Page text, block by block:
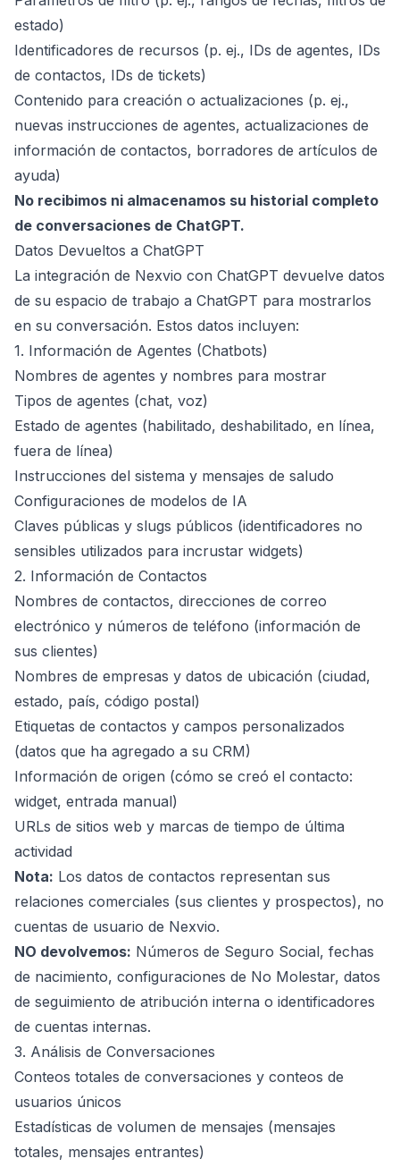
estado)
Identificadores de recursos (p. ej., IDs de agentes, IDs
de contactos, IDs de tickets)
Contenido para creación o actualizaciones (p. ej.,
nuevas instrucciones de agentes, actualizaciones de
información de contactos, borradores de artículos de
ayuda)
No recibimos ni almacenamos su historial completo
de conversaciones de ChatGPT.
Datos Devueltos a ChatGPT
La integración de Nexvio con ChatGPT devuelve datos
de su espacio de trabajo a ChatGPT para mostrarlos
en su conversación. Estos datos incluyen:
1. Información de Agentes (Chatbots)
Nombres de agentes y nombres para mostrar
Tipos de agentes (chat, voz)
Estado de agentes (habilitado, deshabilitado, en línea,
fuera de línea)
Instrucciones del sistema y mensajes de saludo
Configuraciones de modelos de IA
Claves públicas y slugs públicos (identificadores no
sensibles utilizados para incrustar widgets)
2. Información de Contactos
Nombres de contactos, direcciones de correo
electrónico y números de teléfono (información de
sus clientes)
Nombres de empresas y datos de ubicación (ciudad,
estado, país, código postal)
Etiquetas de contactos y campos personalizados
(datos que ha agregado a su CRM)
Información de origen (cómo se creó el contacto:
widget, entrada manual)
URLs de sitios web y marcas de tiempo de última
actividad
Nota: Los datos de contactos representan sus
relaciones comerciales (sus clientes y prospectos), no
cuentas de usuario de Nexvio.
NO devolvemos: Números de Seguro Social, fechas
de nacimiento, configuraciones de No Molestar, datos
de seguimiento de atribución interna o identificadores
de cuentas internas.
3. Análisis de Conversaciones
Conteos totales de conversaciones y conteos de
usuarios únicos
Estadísticas de volumen de mensajes (mensajes
totales, mensajes entrantes)